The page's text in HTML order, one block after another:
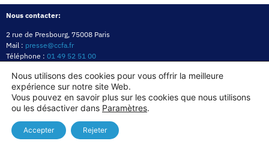
Nous contacter:
2 rue de Presbourg, 75008 Paris
Mail : presse@ccfa.fr
Téléphone : 01 49 52 51 00
Politique de confidentialitéMentions légales
Copyright© 2026
Nous utilisons des cookies pour vous offrir la meilleure
expérience sur notre site Web.
Vous pouvez en savoir plus sur les cookies que nous utilisons
ou les désactiver dans Paramètres.
Accepter Rejeter